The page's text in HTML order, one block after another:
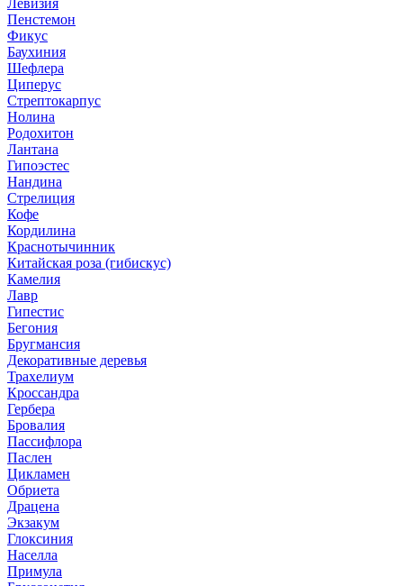
Левизия
Пенстемон
Фикус
Баухиния
Шефлера
Циперус
Стрептокарпус
Нолина
Родохитон
Лантана
Гипоэстес
Нандина
Стрелиция
Кофе
Кордилина
Краснотычинник
Китайская роза (гибискус)
Камелия
Лавр
Гипестис
Бегония
Бругмансия
Декоративные деревья
Трахелиум
Кроссандра
Гербера
Бровалия
Пассифлора
Паслен
Цикламен
Обриета
Драцена
Экзакум
Глоксиния
Населла
Примула